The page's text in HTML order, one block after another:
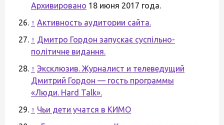
Архивировано 18 июня 2017 года.
↑ Активность аудитории сайта.
↑ Дмитро Гордон запускає суспільно-
політичне видання.
↑ Эксклюзив. Журналист и телеведущий
Дмитрий Гордон — гость программы
«Люди. Hard Talk».
↑ Чьи дети учатся в КИМО